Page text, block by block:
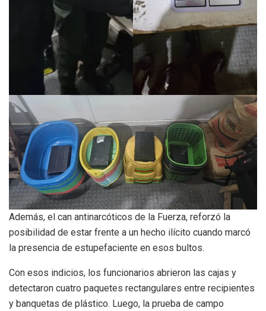
Además, el can antinarcóticos de la Fuerza, reforzó la
posibilidad de estar frente a un hecho ilícito cuando marcó
la presencia de estupefaciente en esos bultos.
Con esos indicios, los funcionarios abrieron las cajas y
detectaron cuatro paquetes rectangulares entre recipientes
y banquetas de plástico. Luego, la prueba de campo